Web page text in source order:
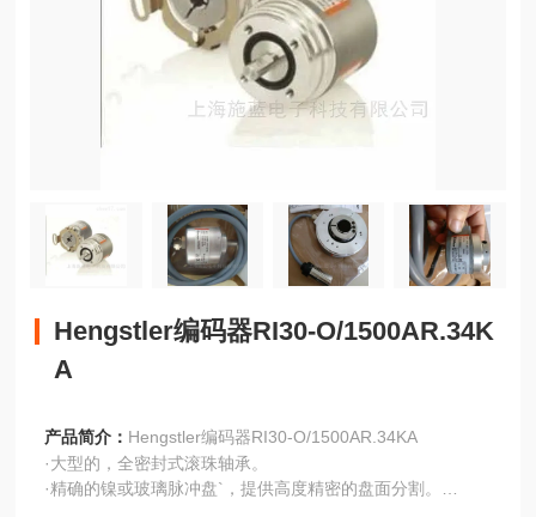
Hengstler编码器RI30-O/1500AR.34K
A
产品简介： Hengstler编码器RI30-O/1500AR.34KA
·大型的，全密封式滚珠轴承。
·精确的镍或玻璃脉冲盘`，提供高度精密的盘面分割。